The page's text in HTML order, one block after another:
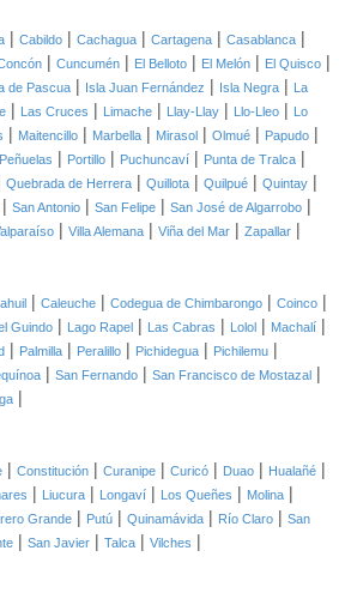
| Cabildo | Cachagua | Cartagena | Casablanca |
| Cuncumén | El Belloto | El Melón | El Quisco |
de Pascua | Isla Juan Fernández | Isla Negra |
La
| Las Cruces | Limache | Llay-Llay | Llo-Lleo |
Lo
| Maitencillo | Marbella | Mirasol | Olmué | Papudo |
| Portillo | Puchuncaví | Punta de Tralca |
Quebrada de Herrera | Quillota | Quilpué | Quintay |
| San Antonio | San Felipe | San José de Algarrobo |
| Villa Alemana | Viña del Mar | Zapallar |
| Caleuche | Codegua de Chimbarongo | Coinco |
Guindo | Lago Rapel | Las Cabras | Lolol | Machalí |
| Palmilla | Peralillo | Pichidegua | Pichilemu |
| San Fernando | San Francisco de Mostazal |
|
| Constitución | Curanipe | Curicó | Duao | Hualañé |
| Liucura | Longaví | Los Queñes | Molina |
Grande | Putú | Quinamávida | Río Claro | San
| San Javier | Talca | Vilches |